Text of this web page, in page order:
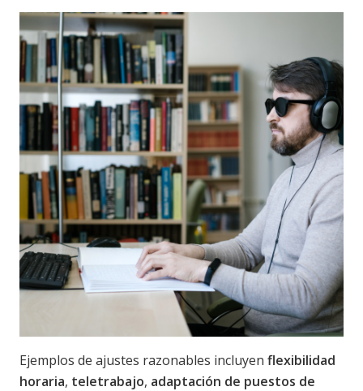
Ejemplos de ajustes razonables incluyen flexibilidad
horaria, teletrabajo, adaptación de puestos de